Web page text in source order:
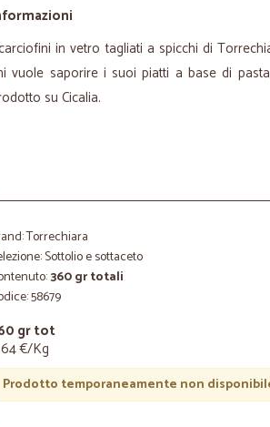
in vetro tagliati a spicchi di
vuole saporire i suoi piatti a base di
su Cicalia.
Torrechiara
Sottolio e sottaceto
360 gr totali
58679
gr tot
€/Kg
Prodotto temporaneamente non